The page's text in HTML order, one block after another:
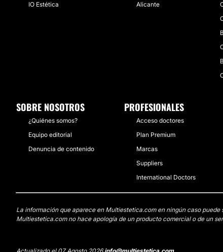
IO Estética
Alicante
SOBRE NOSOTROS
¿Quiénes somos?
Equipo editorial
Denuncia de contenido
PROFESIONALES
Acceso doctores
Plan Premium
Marcas
Suppliers
International Doctors
La información que aparece en Multiestetica.com en ningún caso
Multiestetica.com no hace apología de un producto comercial o de un